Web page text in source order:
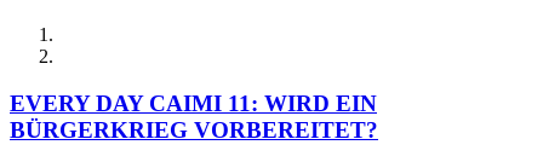
EVERY DAY CAIMI 11: WIRD EIN
BÜRGERKRIEG VORBEREITET?